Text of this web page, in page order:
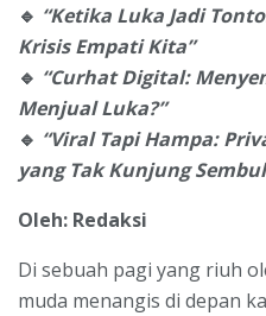
🔹 “Ketika Luka Jadi
Krisis Empati Kita”
🔹 “Curhat Digital:
Menjual Luka?”
🔹 “Viral Tapi Hampa:
yang Tak Kunjung
Oleh: Redaksi
Di sebuah pagi yang riuh
muda menangis di depan